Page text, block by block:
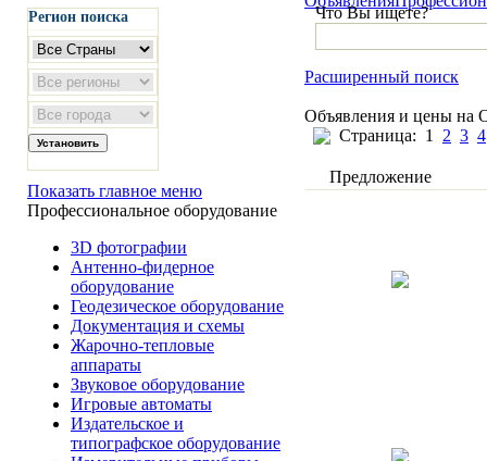
Регион поиска
Показать главное меню
Профессиональное оборудование
3D фотографии
Антенно-фидерное
оборудование
Геодезическое оборудование
Документация и схемы
Жарочно-тепловые
аппараты
Звуковое оборудование
Игровые автоматы
Издательское и
типографское оборудование
Что Вы ищете?
Расширенный поиск
Объявления и цены на
Страница: 1 2 3 4
Предложение